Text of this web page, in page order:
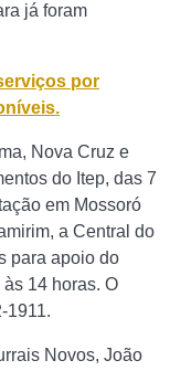
já foram
por
Nova Cruz e
do Itep, das 7
em Mossoró
a Central do
para apoio do
14 horas. O
1911.
Novos, João